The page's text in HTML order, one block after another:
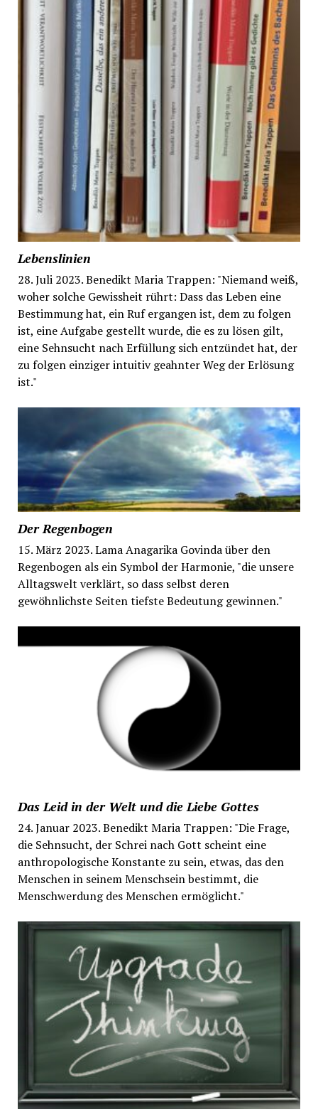
Lebenslinien
28. Juli 2023. Benedikt Maria Trappen: "Niemand weiß,
woher solche Gewissheit rührt: Dass das Leben eine
Bestimmung hat, ein Ruf ergangen ist, dem zu folgen
ist, eine Aufgabe gestellt wurde, die es zu lösen gilt,
eine Sehnsucht nach Erfüllung sich entzündet hat, der
zu folgen einziger intuitiv geahnter Weg der Erlösung
ist."
Der Regenbogen
15. März 2023. Lama Anagarika Govinda über den
Regenbogen als ein Symbol der Harmonie, "die unsere
Alltagswelt verklärt, so dass selbst deren
gewöhnlichste Seiten tiefste Bedeutung gewinnen."
Das Leid in der Welt und die Liebe Gottes
24. Januar 2023. Benedikt Maria Trappen: "Die Frage,
die Sehnsucht, der Schrei nach Gott scheint eine
anthropologische Konstante zu sein, etwas, das den
Menschen in seinem Menschsein bestimmt, die
Menschwerdung des Menschen ermöglicht."